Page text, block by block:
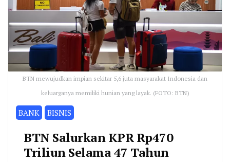
BTN mewujudkan impian sekitar 5,6 juta masyarakat Indonesia dan
keluarganya memiliki hunian yang layak. (FOTO: BTN)
BANK BISNIS
BTN Salurkan KPR Rp470
Triliun Selama 47 Tahun